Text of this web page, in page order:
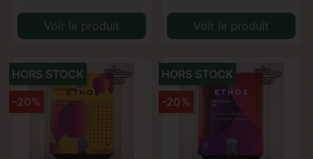
Voir le produit Voir le produit
HORS STOCK
-20%
HORS STOCK
-20%